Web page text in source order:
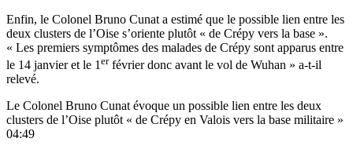
Enfin, le Colonel Bruno Cunat a estimé que le possible lien entre les
deux clusters de l’Oise s’oriente plutôt « de Crépy vers la base ».
« Les premiers symptômes des malades de Crépy sont apparus entre
le 14 janvier et le 1 erfévrier donc avant le vol de Wuhan » a-t-il
relevé.
Le Colonel Bruno Cunat évoque un possible lien entre les deux
clusters de l’Oise plutôt « de Crépy en Valois vers la base militaire »
04:49